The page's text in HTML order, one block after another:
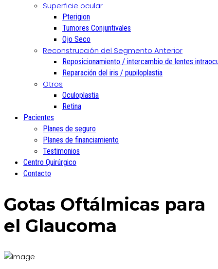
Superficie ocular
Pterigion
Tumores Conjuntivales
Ojo Seco
Reconstrucción del Segmento Anterior
Reposicionamiento / intercambio de lentes
Reparación del iris / pupiloplastia
Otros
Oculoplastia
Retina
Pacientes
Planes de seguro
Planes de financiamiento
Testimonios
Centro Quirúrgico
Contacto
Gotas Oftálmicas para
el Glaucoma